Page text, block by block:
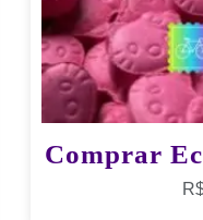
Comprar